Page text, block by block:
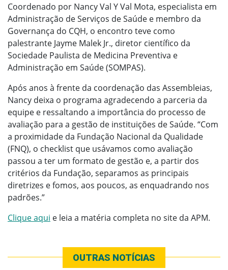
Coordenado por Nancy Val Y Val Mota, especialista em
Administração de Serviços de Saúde e membro da
Governança do CQH, o encontro teve como
palestrante Jayme Malek Jr., diretor científico da
Sociedade Paulista de Medicina Preventiva e
Administração em Saúde (SOMPAS).
Após anos à frente da coordenação das Assembleias,
Nancy deixa o programa agradecendo a parceria da
equipe e ressaltando a importância do processo de
avaliação para a gestão de instituições de Saúde. “Com
a proximidade da Fundação Nacional da Qualidade
(FNQ), o checklist que usávamos como avaliação
passou a ter um formato de gestão e, a partir dos
critérios da Fundação, separamos as principais
diretrizes e fomos, aos poucos, as enquadrando nos
padrões.”
Clique aqui e leia a matéria completa no site da APM.
OUTRAS NOTÍCIAS